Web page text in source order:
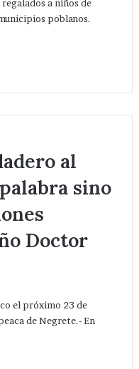
a niños de
poblanos.
al
sino
Doctor
el próximo 23 de
de Negrete.- En